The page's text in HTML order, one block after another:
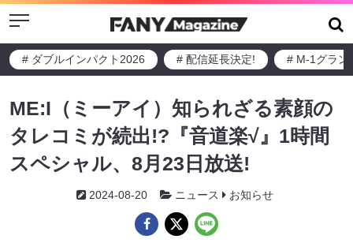
Menu
# ダブルインパクト2026 # 配信延長決定! # M-1グラン
ME:I（ミーアイ）知られざる素顔の
タレコミが続出!?『音道楽√』1時間
スペシャル、8月23日放送!
2024-08-20 ニュース お知らせ